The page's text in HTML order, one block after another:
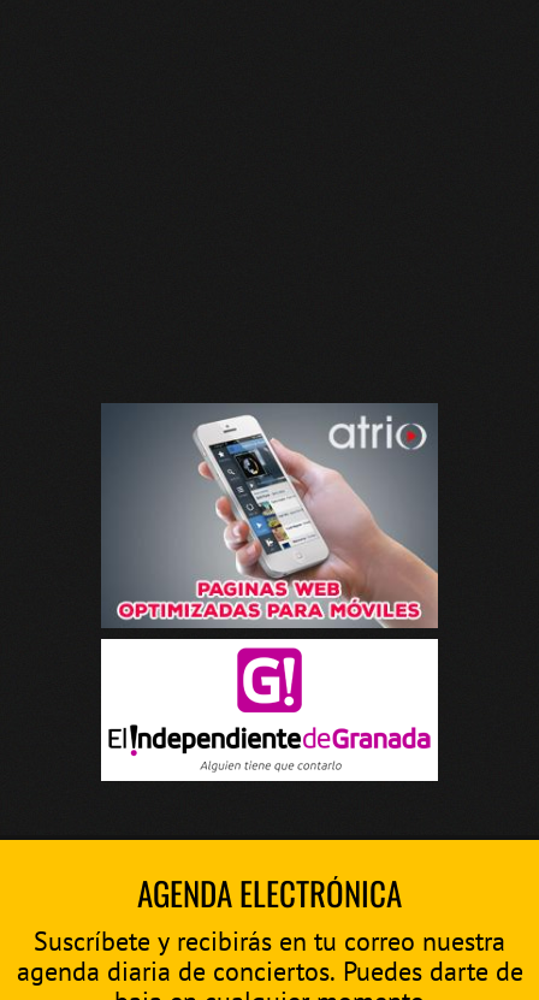
AGENDA ELECTRÓNICA
Suscríbete y recibirás en tu correo nuestra
agenda diaria de conciertos. Puedes darte de